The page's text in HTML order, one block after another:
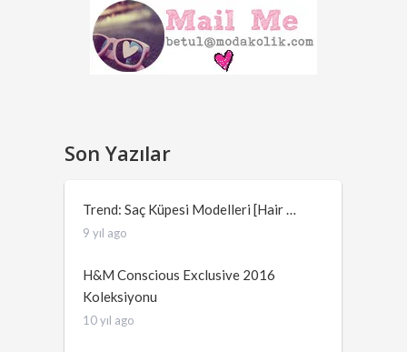
Son Yazılar
Trend: Saç Küpesi Modelleri [Hair …
9 yıl ago
H&M Conscious Exclusive 2016
Koleksiyonu
10 yıl ago